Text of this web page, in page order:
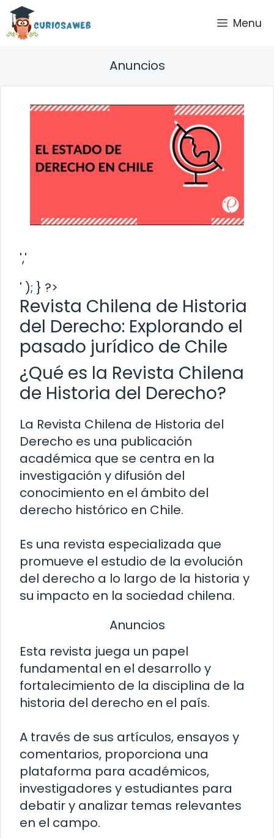
Saltar
contenido
Menu
Anuncios
','
' ); } ?>
Revista Chilena de Historia
del Derecho: Explorando el
pasado jurídico de Chile
¿Qué es la Revista Chilena
de Historia del Derecho?
La Revista Chilena de Historia del
Derecho es una publicación
académica que se centra en la
investigación y difusión del
conocimiento en el ámbito del
derecho histórico en Chile.
Es una revista especializada que
promueve el estudio de la evolución
del derecho a lo largo de la historia y
su impacto en la sociedad chilena.
Anuncios
Esta revista juega un papel
fundamental en el desarrollo y
fortalecimiento de la disciplina de la
historia del derecho en el país.
A través de sus artículos, ensayos y
comentarios, proporciona una
plataforma para académicos,
investigadores y estudiantes para
debatir y analizar temas relevantes
en el campo.